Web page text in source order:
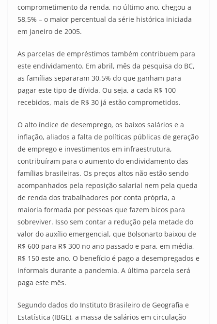
comprometimento da renda, no último ano, chegou a
58,5% – o maior percentual da série histórica iniciada
em janeiro de 2005.
As parcelas de empréstimos também contribuem para
este endividamento. Em abril, mês da pesquisa do BC,
as famílias separaram 30,5% do que ganham para
pagar este tipo de dívida. Ou seja, a cada R$ 100
recebidos, mais de R$ 30 já estão comprometidos.
O alto índice de desemprego, os baixos salários e a
inflação, aliados a falta de políticas públicas de geração
de emprego e investimentos em infraestrutura,
contribuíram para o aumento do endividamento das
famílias brasileiras. Os preços altos não estão sendo
acompanhados pela reposição salarial nem pela queda
de renda dos trabalhadores por conta própria, a
maioria formada por pessoas que fazem bicos para
sobreviver. Isso sem contar a redução pela metade do
valor do auxílio emergencial, que Bolsonarto baixou de
R$ 600 para R$ 300 no ano passado e para, em média,
R$ 150 este ano. O benefício é pago a desempregados e
informais durante a pandemia. A última parcela será
paga este mês.
Segundo dados do Instituto Brasileiro de Geografia e
Estatística (IBGE), a massa de salários em circulação